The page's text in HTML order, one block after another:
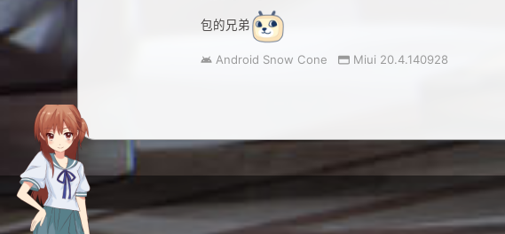
包的兄弟
Android Snow Cone Miui 20.4.140928